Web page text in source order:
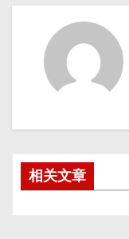
相关文章